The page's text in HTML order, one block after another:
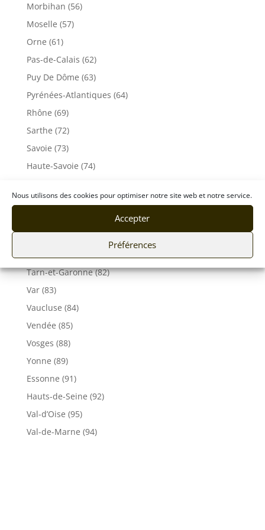
Nous utilisons des cookies pour optimiser notre site web et notre service.
Accepter
Préférences
Morbihan (56)
Moselle (57)
Orne (61)
Pas-de-Calais (62)
Puy De Dôme (63)
Pyrénées-Atlantiques (64)
Rhône (69)
Sarthe (72)
Savoie (73)
Haute-Savoie (74)
Seine-Maritime (76)
Tarn-et-Garonne (82)
Var (83)
Vaucluse (84)
Vendée (85)
Vosges (88)
Yonne (89)
Essonne (91)
Hauts-de-Seine (92)
Val-d’Oise (95)
Val-de-Marne (94)